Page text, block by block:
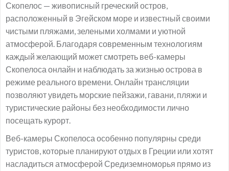
Скопелос — живописный греческий остров,
расположенный в Эгейском море и известный своими
чистыми пляжами, зелеными холмами и уютной
атмосферой. Благодаря современным технологиям
каждый желающий может смотреть веб-камеры
Скопелоса онлайн и наблюдать за жизнью острова в
режиме реального времени. Онлайн трансляции
позволяют увидеть морские пейзажи, гавани, пляжи и
туристические районы без необходимости лично
посещать курорт.
Веб-камеры Скопелоса особенно популярны среди
туристов, которые планируют отдых в Греции или хотят
насладиться атмосферой Средиземноморья прямо из